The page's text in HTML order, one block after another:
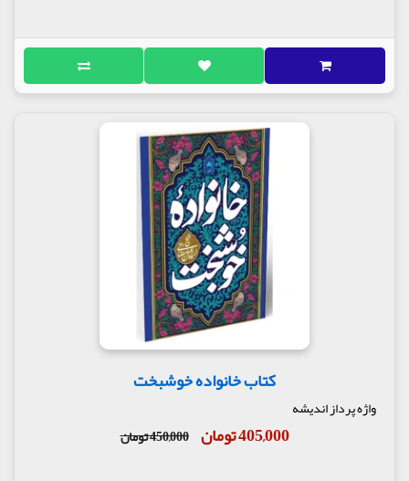
طوفان‌های زندگی، حال خوب خود را بسازند و حفظ کنند.
درونی» هستند و می‌خواهند با کنار گذاشتن خشم، جهل
و غرور، رشد و پالایش فردی را تجربه کنند و به
خودسازی برسند.
اگر می‌خواهید با کمک کلمات و آموزه‌های نورانی
امیرالمومنین (ع)، مسیر رسیدن به رضایت درونی،
آرامش پایدار و عاقبت‌به‌خیری را در سایه بندگی خدا
پیدا کنید، این کتاب گزینه مناسبی است.
کتاب خانواده خوشبخت
واژه پرداز اندیشه
405,000 تومان 450,000 تومان